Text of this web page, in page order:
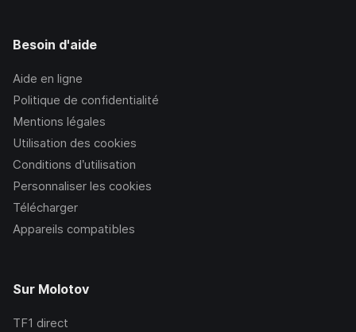
Besoin d'aide
Aide en ligne
Politique de confidentialité
Mentions légales
Utilisation des cookies
Conditions d’utilisation
Personnaliser les cookies
Télécharger
Appareils compatibles
Sur Molotov
TF1 direct